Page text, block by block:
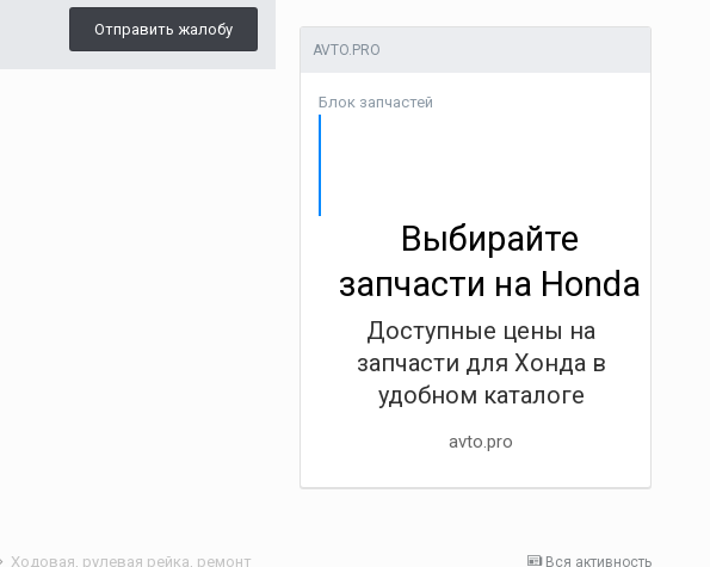
Отправить жалобу
AVTO.PRO
Блок запчастей
Выбирайте
запчасти на Honda
Доступные цены на
запчасти для Хонда в
удобном каталоге
avto.pro
Вся активность
Ходовая, рулевая рейка, ремонт